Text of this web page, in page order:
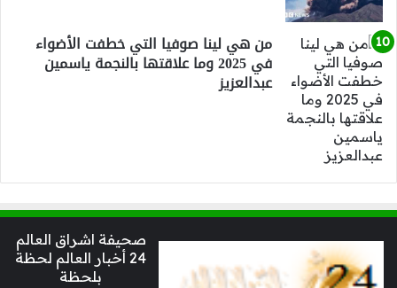
من هي لينا صوفيا التي خطفت الأضواء
في 2025 وما علاقتها بالنجمة ياسمين
عبدالعزيز
صحيفة اشراق العالم
24 أخبار العالم لحظة
بلحظة